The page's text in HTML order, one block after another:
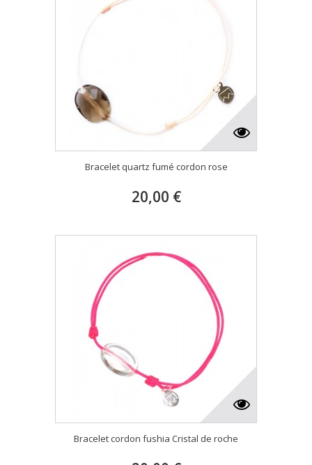
Bracelet quartz fumé cordon rose
20,00 €
Bracelet cordon fushia Cristal de roche